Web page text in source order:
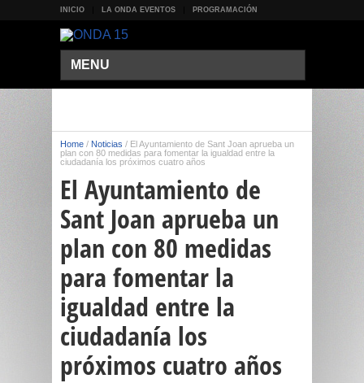
INICIO LA ONDA EVENTOS PROGRAMACIÓN
MENU
Home / Noticias / El Ayuntamiento de Sant Joan aprueba un
plan con 80 medidas para fomentar la igualdad entre la
ciudadanía los próximos cuatro años
El Ayuntamiento de
Sant Joan aprueba un
plan con 80 medidas
para fomentar la
igualdad entre la
ciudadanía los
próximos cuatro años